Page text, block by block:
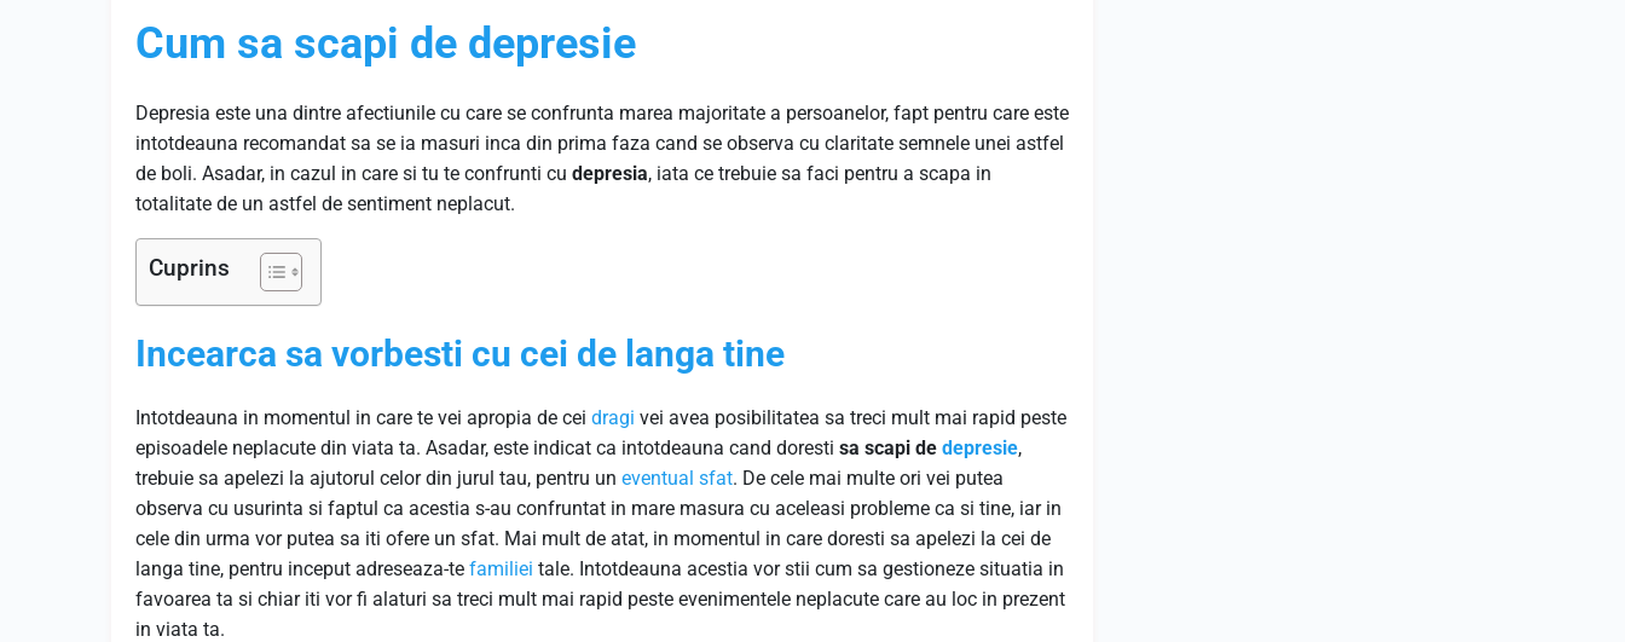
Cum sa scapi de depresie
Depresia este una dintre afectiunile cu care se confrunta marea majoritate a persoanelor, fapt pentru care este
intotdeauna recomandat sa se ia masuri inca din prima faza cand se observa cu claritate semnele unei astfel
de boli. Asadar, in cazul in care si tu te confrunti cu depresia, iata ce trebuie sa faci pentru a scapa in
totalitate de un astfel de sentiment neplacut.
Cuprins
Incearca sa vorbesti cu cei de langa tine
Intotdeauna in momentul in care te vei apropia de cei dragi vei avea posibilitatea sa treci mult mai rapid peste
episoadele neplacute din viata ta. Asadar, este indicat ca intotdeauna cand doresti sa scapi de depresie,
trebuie sa apelezi la ajutorul celor din jurul tau, pentru un eventual sfat. De cele mai multe ori vei putea
observa cu usurinta si faptul ca acestia s-au confruntat in mare masura cu aceleasi probleme ca si tine, iar in
cele din urma vor putea sa iti ofere un sfat. Mai mult de atat, in momentul in care doresti sa apelezi la cei de
langa tine, pentru inceput adreseaza-te familiei tale. Intotdeauna acestia vor stii cum sa gestioneze situatia in
favoarea ta si chiar iti vor fi alaturi sa treci mult mai rapid peste evenimentele neplacute care au loc in prezent
in viata ta.